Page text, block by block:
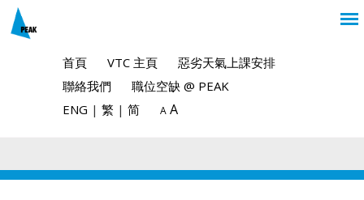
首頁 VTC 主頁
惡劣天氣上課安排
聯絡我們
職位空缺 @ PEAK
ENG | 繁 | 简 A A